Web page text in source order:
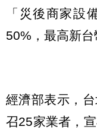
「災後商家設
50%，最高新台
經濟部表示，
召25家業者，